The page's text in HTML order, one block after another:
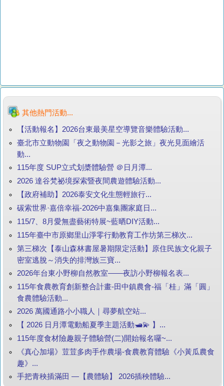
其他熱門活動...
【活動報名】2026台東最美星空導覽音樂體驗活動...
臺北市立動物園「夜之動物園－光影之旅」夜光見面繪活
動...
115年度 SUP立式划槳體驗營 ＠日月潭...
2026 達谷梵祕境探索暨夜間農遊體驗活動...
【政府補助】2026泰安文化生態輕旅行...
碳索世界·嘉倍幸福-2026中嘉集團家庭日...
115/7、8月愛無盡藝術特展~藍晒DIY活動...
115年臺中市原鄉里山淨零行動教育工作坊第三梯次...
第三梯次【泰山森林書屋暑期限定活動】原住民族文化親子
密室逃脫～消失的排灣族三寶...
2026年台東小野柳自然教室——夜訪小野柳報名表...
115年食農教育創新整合計畫-田中鎮農會-福「桂」滿「圓」
食農體驗活動...
2026 萬國通路小小職人｜尋夢航空站...
【 2026 日月潭電動船夏季主題活動🛥️💫 】...
115年度食材險趣親子體驗營(二)開始報名囉~...
《真心加場》荳荳多肉手作農場-食農教育體驗《小黃瓜農食
趣》...
手把青秧插滿田 —【農體驗】 2026插秧體驗...